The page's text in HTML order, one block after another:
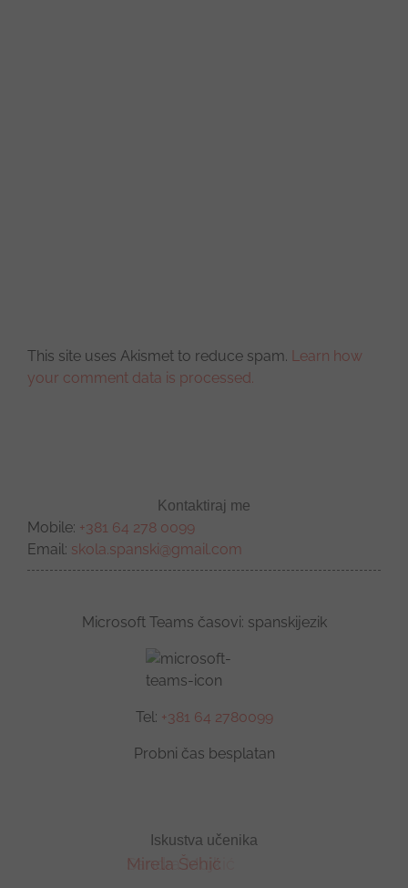
This site uses Akismet to reduce spam. Learn how
your comment data is processed.
Kontaktiraj me
Mobile: +381 64 278 0099
Email: skola.spanski@gmail.com
Microsoft Teams časovi: spanskijezik
Tel: +381 64 2780099
Probni čas besplatan
Iskustva učenika
Mirela Šehić
Sandra Mujkić